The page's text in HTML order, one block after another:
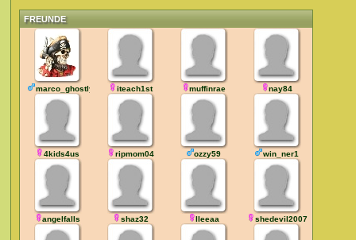
FREUNDE
marco_ghostly iteach1st muffinrae nay84
4kids4us ripmom04 ozzy59 win_ner1
angelfalls shaz32 lleeaa shedevil2007